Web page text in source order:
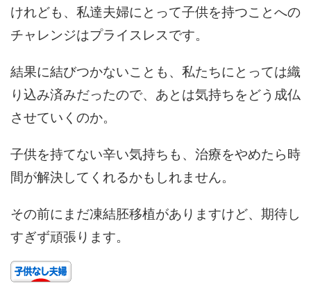
けれども、私達夫婦にとって子供を持つことへの
チャレンジはプライスレスです。
結果に結びつかないことも、私たちにとっては織
り込み済みだったので、あとは気持ちをどう成仏
させていくのか。
子供を持てない辛い気持ちも、治療をやめたら時
間が解決してくれるかもしれません。
その前にまだ凍結胚移植がありますけど、期待し
すぎず頑張ります。